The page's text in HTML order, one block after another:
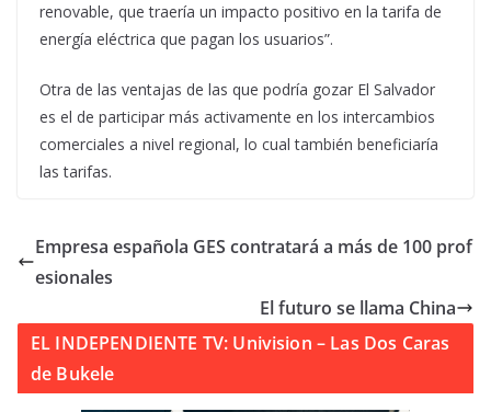
renovable, que traería un impacto positivo en la tarifa de
energía eléctrica que pagan los usuarios”.
Otra de las ventajas de las que podría gozar El Salvador
es el de participar más activamente en los intercambios
comerciales a nivel regional, lo cual también beneficiaría
las tarifas.
Empresa española GES contratará a más de 100 prof
esionales
El futuro se llama China
EL INDEPENDIENTE TV: Univision – Las Dos Caras
de Bukele